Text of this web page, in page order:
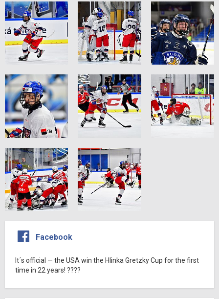
Facebook
It´s official — the USA win the Hlinka Gretzky Cup for the first
time in 22 years! ????